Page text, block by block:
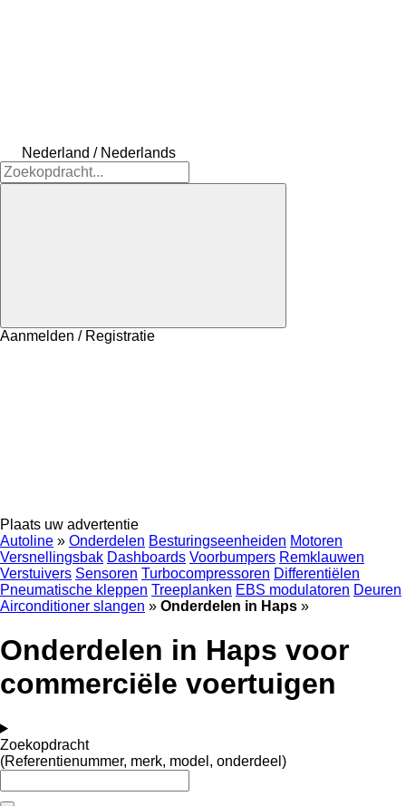
Nederland / Nederlands
Aanmelden / Registratie
Plaats uw advertentie
Autoline » Onderdelen Besturingseenheiden Motoren
Versnellingsbak Dashboards Voorbumpers Remklauwen
Verstuivers Sensoren Turbocompressoren Differentiëlen
Pneumatische kleppen Treeplanken EBS modulatoren Deuren
Airconditioner slangen » Onderdelen in Haps »
Onderdelen in Haps voor
commerciële voertuigen
Zoekopdracht
(Referentienummer, merk, model, onderdeel)